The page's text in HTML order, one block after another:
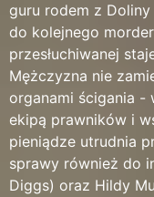
guru rodem z
do kolejnego
przesłuchiwanej
Mężczyzna nie
organami ścigania -
ekipą prawników i
pieniądze utrudnia
sprawy również do
Diggs) oraz Hildy